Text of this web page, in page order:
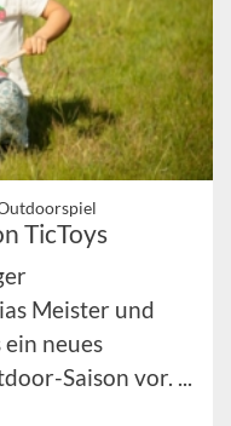
TicToys
Meister und
ein neues
Saison vor. ...